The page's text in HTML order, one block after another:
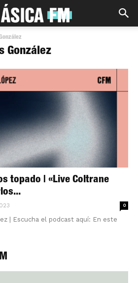
González
topado | «Live Coltrane
0
| Escucha el podcast aquí: En este